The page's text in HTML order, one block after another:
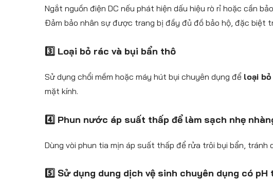
Ngắt nguồn điện DC nếu phát hiện dấu hiệu rò rỉ hoặc cần
Đảm bảo nhân sự được trang bị đầy đủ đồ bảo hộ, đặc biệt
3️⃣ Loại bỏ rác và bụi bẩn thô
Sử dụng chổi mềm hoặc máy hút bụi chuyên dụng để loại
mặt kính.
4️⃣ Phun nước áp suất thấp để làm sạch nhẹ
Dùng vòi phun tia mịn áp suất thấp để rửa trôi bụi bẩn,
5️⃣ Sử dụng dung dịch vệ sinh chuyên dụng có